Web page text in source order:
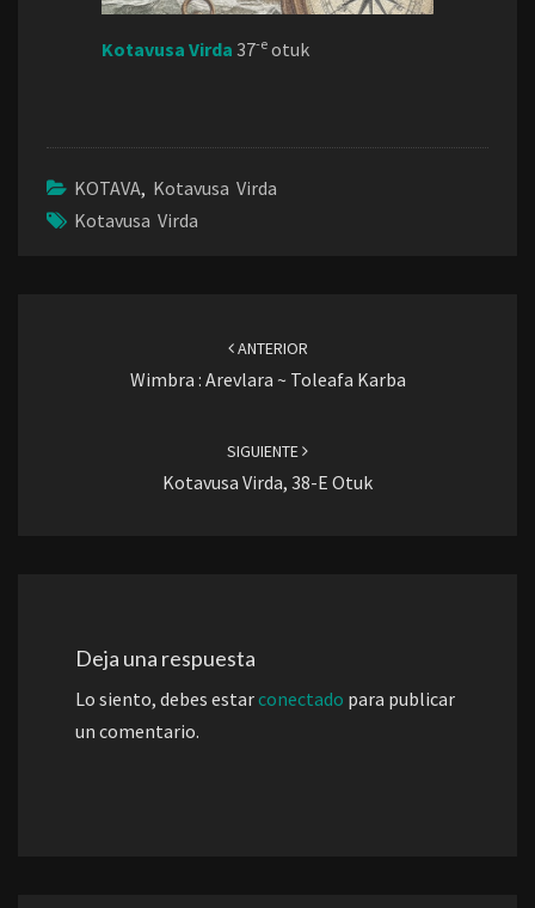
Kotavusa Virda 37-e otuk
KOTAVA, Kotavusa Virda
Kotavusa Virda
ANTERIOR
Wimbra : Arevlara ~ Toleafa Karba
SIGUIENTE
Kotavusa Virda, 38-E Otuk
Deja una respuesta
Lo siento, debes estarconectado para publicar
un comentario.